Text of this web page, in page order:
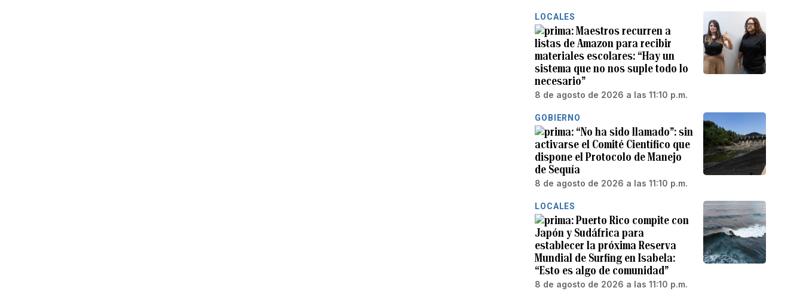
LOCALES
Maestros recurren a
listas de Amazon para recibir
materiales escolares: “Hay un
sistema que no nos suple todo lo
necesario”
8 de agosto de 2026 a las 11:10 p.m.
GOBIERNO
“No ha sido llamado”: sin
activarse el Comité Científico que
dispone el Protocolo de Manejo
de Sequía
8 de agosto de 2026 a las 11:10 p.m.
LOCALES
Puerto Rico compite con
Japón y Sudáfrica para
establecer la próxima Reserva
Mundial de Surfing en Isabela:
“Esto es algo de comunidad”
8 de agosto de 2026 a las 11:10 p.m.